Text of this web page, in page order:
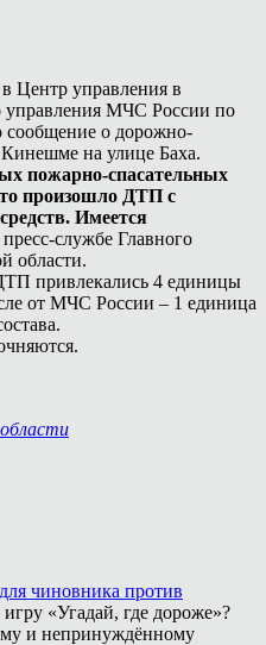
Центр управления в
управления МЧС России по
сообщение о дорожно-
на улице Баха.
пожарно-спасательных
произошло ДТП с
Имеется
службе Главного
области.
привлекались 4 единицы
от МЧС России – 1 единица
чиновника против
«Угадай, где дороже»?
и непринуждённому